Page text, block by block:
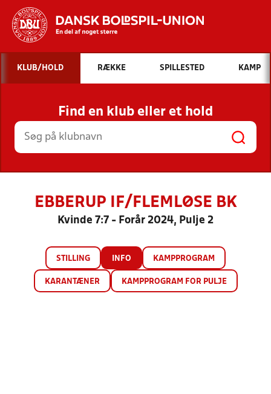
Hvad vil du søge efter?
INDHOLD OG NYHEDER
STILLINGER, RESULTATER, KLUBBER OG
HOLD
KLUB/HOLD RÆKKE SPILLESTED KAMP
Find en klub eller et hold
EBBERUP IF/FLEMLØSE BK
Kvinde 7:7 - Forår 2024, Pulje 2
STILLING INFO KAMPPROGRAM
KARANTÆNER KAMPPROGRAM FOR PULJE